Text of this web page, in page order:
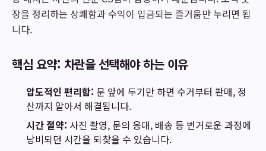
장을 정리하는 상쾌함과 수익이 입금되는 즐거움만 누리면 됩
니다.
핵심 요약: 차란을 선택해야 하는 이유
압도적인 편리함: 문 앞에 두기만 하면 수거부터 판매, 정
산까지 알아서 해결됩니다.
시간 절약: 사진 촬영, 문의 응대, 배송 등 번거로운 과정에
낭비되던 시간을 되찾을 수 있습니다.